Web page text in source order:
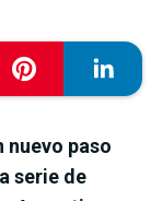
nuevo paso
serie de